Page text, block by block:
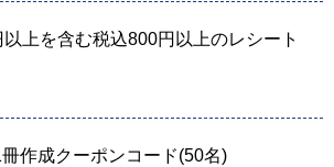
上を含む税込800円以上のレシート
作成クーポンコード(50名)